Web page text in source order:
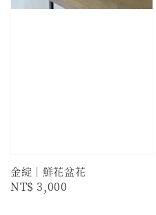
金綻｜鮮花盆花
Regular
NT$ 3,000